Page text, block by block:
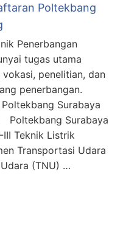
Poltekbang
Penerbangan
tugas utama
penelitian, dan
penerbangan.
Surabaya
Poltekbang Surabaya
Teknik Listrik
Transportasi Udara
(TNU) …